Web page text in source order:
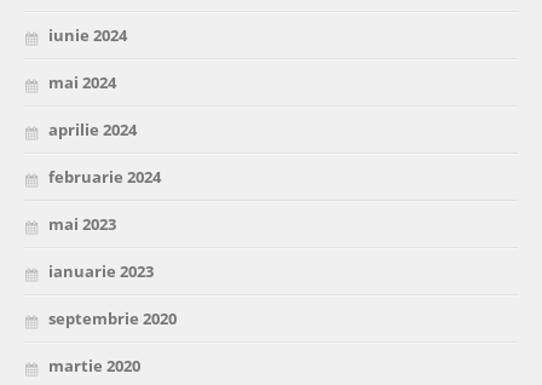
iunie 2024
mai 2024
aprilie 2024
februarie 2024
mai 2023
ianuarie 2023
septembrie 2020
martie 2020